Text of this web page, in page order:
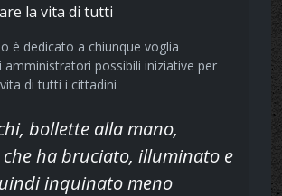
la vita di tutti
è dedicato a chiunque voglia
amministratori possibili iniziative per
di tutti i cittadini
bollette alla mano,
ha bruciato, illuminato e
inquinato meno